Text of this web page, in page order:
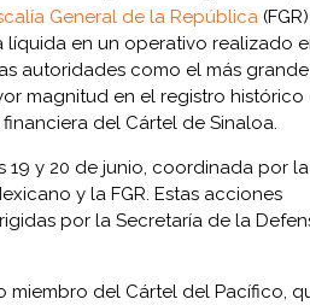
General de la República (FGR)
en un operativo realizado
autoridades como el más
magnitud en el registro histórico
del Cártel de Sinaloa.
y 20 de junio, coordinada por la
y la FGR. Estas acciones
por la Secretaría de la
miembro del Cártel del Pacífico,